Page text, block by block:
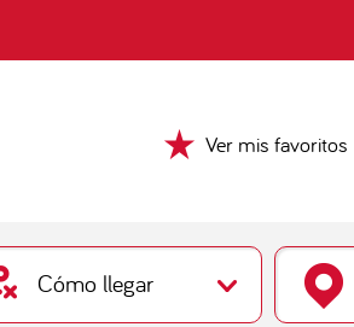
Ver mis favoritos
Cómo llegar